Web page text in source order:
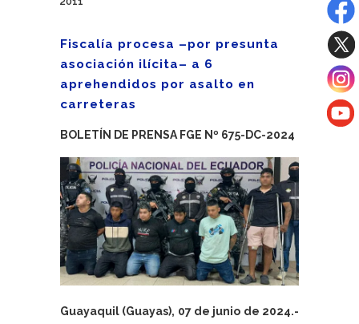
Fiscalía procesa –por presunta
asociación ilícita– a 6
aprehendidos por asalto en
carreteras
BOLETÍN DE PRENSA FGE Nº 675-DC-2024
Guayaquil (Guayas), 07 de junio de 2024.-